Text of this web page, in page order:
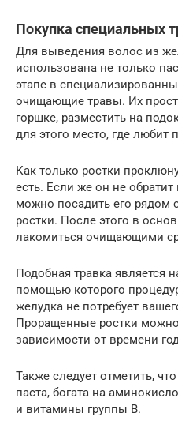
Покупка специальных
Для выведения волос из
использована не только
этапе в
очищающие травы. Их
горшке, разместить на
для этого место, где любит
Как только ростки
есть. Если же он не
можно посадить его рядом
ростки. После этого в
лакомиться очищающими
Подобная травка является
помощью которого
желудка не потребует
Проращенные ростки
зависимости от времени
Также следует отметить,
паста, богата на
и витамины группы В.